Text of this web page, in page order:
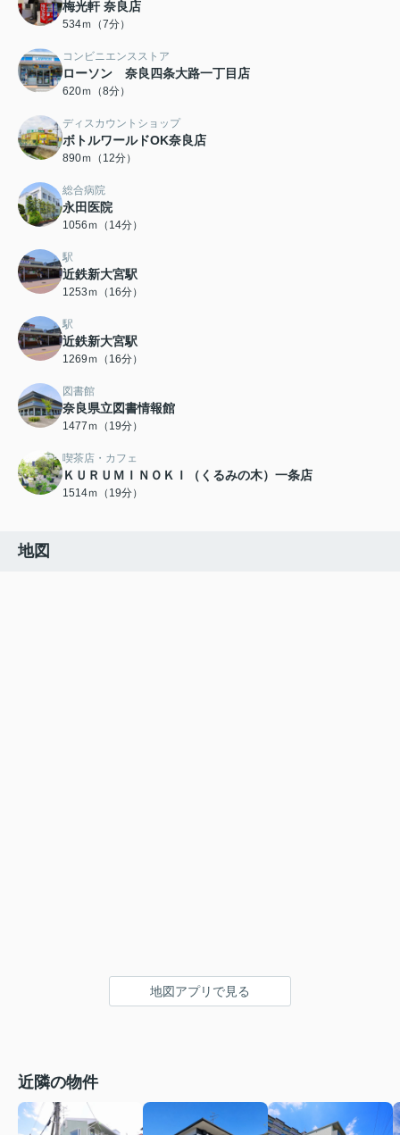
梅光軒 奈良店
534ｍ（7分）
コンビニエンスストア
ローソン 奈良四条大路一丁目店
620ｍ（8分）
ディスカウントショップ
ボトルワールドOK奈良店
890ｍ（12分）
総合病院
永田医院
1056ｍ（14分）
駅
近鉄新大宮駅
1253ｍ（16分）
駅
近鉄新大宮駅
1269ｍ（16分）
図書館
奈良県立図書情報館
1477ｍ（19分）
喫茶店・カフェ
ＫＵＲＵＭＩＮＯＫＩ（くるみの木）一条店
1514ｍ（19分）
地図
地図アプリで見る
近隣の物件